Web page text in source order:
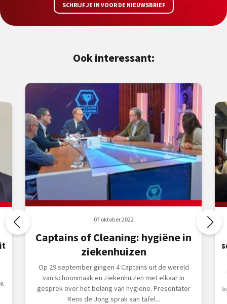
SCHRIJF JE IN VOOR DE NIEUWSBRIEF
Ook interessant:
07 oktober 2022
Captains of Cleaning: hygiëne in
ziekenhuizen
Op 29 september gingen 4 Captains uit de wereld
van schoonmaak en ziekenhuizen met elkaar in
gesprek over het belang van hygiëne. Presentator
Rens de Jong sprak aan tafel...